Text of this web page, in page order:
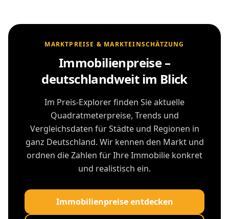
MARKTPREISE & MARKTEINSCHÄTZUNG
Immobilienpreise –
deutschlandweit im Blick
Im Preis-Explorer finden Sie aktuelle
Quadratmeterpreise, Trends und
Vergleichsdaten für Städte und Regionen in
ganz Deutschland. Wir kennen den Markt und
ordnen die Zahlen für Ihre Immobilie konkret
und realistisch ein.
Immobilienpreise entdecken